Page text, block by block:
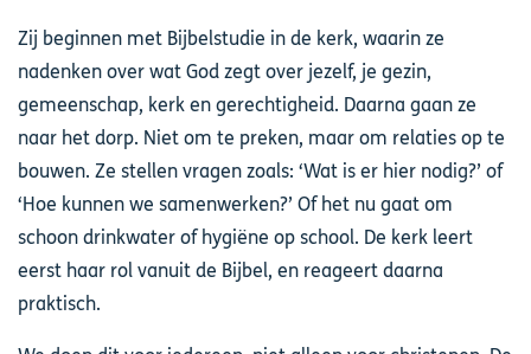
Zij beginnen met Bijbelstudie in de kerk, waarin ze
nadenken over wat God zegt over jezelf, je gezin,
gemeenschap, kerk en gerechtigheid. Daarna gaan ze
naar het dorp. Niet om te preken, maar om relaties op te
bouwen. Ze stellen vragen zoals: ‘Wat is er hier nodig?’ of
‘Hoe kunnen we samenwerken?’ Of het nu gaat om
schoon drinkwater of hygiëne op school. De kerk leert
eerst haar rol vanuit de Bijbel, en reageert daarna
praktisch.